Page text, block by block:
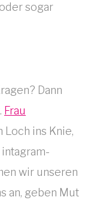
sogar
Dann
Frau
Loch ins Knie,
wir unseren
an, geben Mut